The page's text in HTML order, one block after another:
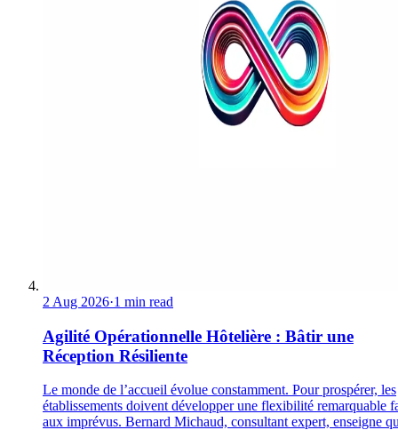
2 Aug 2026·1 min read
Agilité Opérationnelle Hôtelière : Bâtir une
Réception Résiliente
Le monde de l’accueil évolue constamment. Pour prospérer, les
établissements doivent développer une flexibilité remarquable
aux imprévus. Bernard Michaud, consultant expert, enseigne